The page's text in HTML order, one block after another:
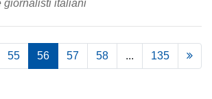
giornalisti italiani
55 56 57 58 ... 135